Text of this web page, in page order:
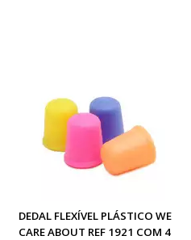
DEDAL FLEXÍVEL PLÁSTICO WE
CARE ABOUT REF 1921 COM 4